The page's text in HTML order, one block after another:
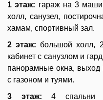
1 этаж: гараж на 3
холл, санузел,
хамам, спортивный зал.
2 этаж: большой холл,
кабинет с санузлом и
панорамные окна, выход
с газоном и туями.
3 этаж: 4 спальни